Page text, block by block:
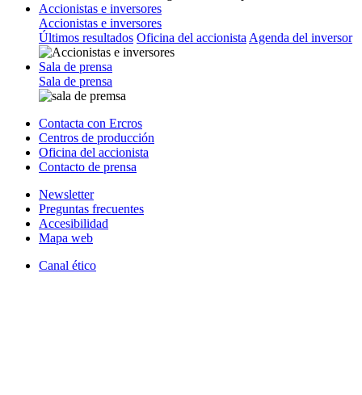
Accionistas e inversores
Accionistas e inversores
Últimos resultados Oficina del accionista Agenda del inversor
Sala de prensa
Sala de prensa
Contacta con Ercros
Centros de producción
Oficina del accionista
Contacto de prensa
Newsletter
Preguntas frecuentes
Accesibilidad
Mapa web
Canal ético